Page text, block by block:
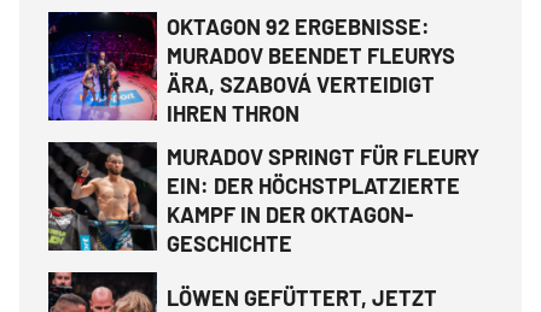
OKTAGON 92 ERGEBNISSE:
MURADOV BEENDET FLEURYS
ÄRA, SZABOVÁ VERTEIDIGT
IHREN THRON
MURADOV SPRINGT FÜR FLEURY
EIN: DER HÖCHSTPLATZIERTE
KAMPF IN DER OKTAGON-
GESCHICHTE
LÖWEN GEFÜTTERT, JETZT